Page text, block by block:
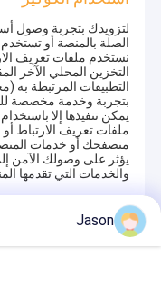
لتزويدك بتجربة وصول
الصلة بالمنصة أو
نستخدم ملفات تعريف
التخزين المحلي الآخر
التطبيقات المرتبطة به
بتجربة وخدمة مخصصة
يمكن تنفيذها إلا
ملفات تعريف الارتباط
متصفحك أو خدمات
يؤثر على وصولك الآمن
والخدمات التي تقدمها
حماية معلوماتك
من أجل حماية أمن
الأمنية المعقولة
معلومات التشفير،
Jason